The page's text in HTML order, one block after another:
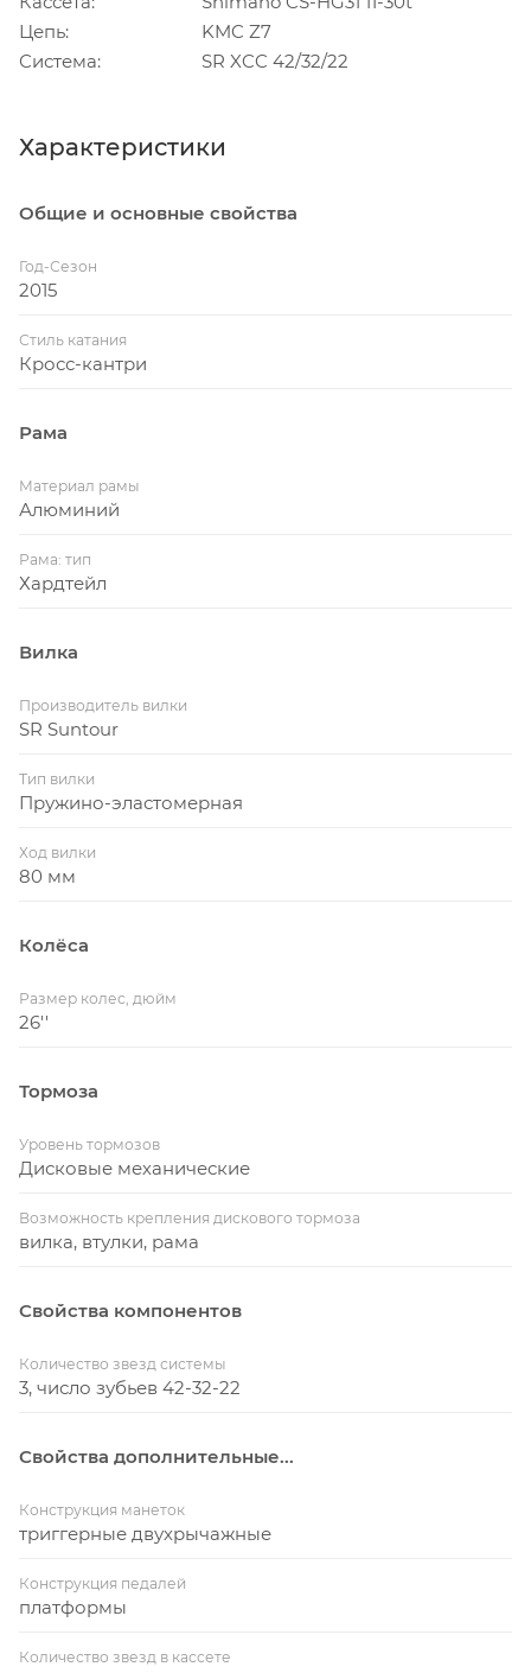
Цепь:
KMC Z7
Система:
SR XCC 42/32/22
Характеристики
Общие и основные свойства
Год-Сезон
2015
Стиль катания
Кросс-кантри
Рама
Материал рамы
Алюминий
Рама: тип
Хардтейл
Вилка
Производитель вилки
SR Suntour
Тип вилки
Пружино-эластомерная
Ход вилки
80 мм
Колёса
Размер колес, дюйм
26''
Тормоза
Уровень тормозов
Дисковые механические
Возможность крепления дискового тормоза
вилка, втулки, рама
Свойства компонентов
Количество звезд системы
3, число зубьев 42-32-22
Свойства дополнительные...
Конструкция манеток
триггерные двухрычажные
Конструкция педалей
платформы
Количество звезд в кассете